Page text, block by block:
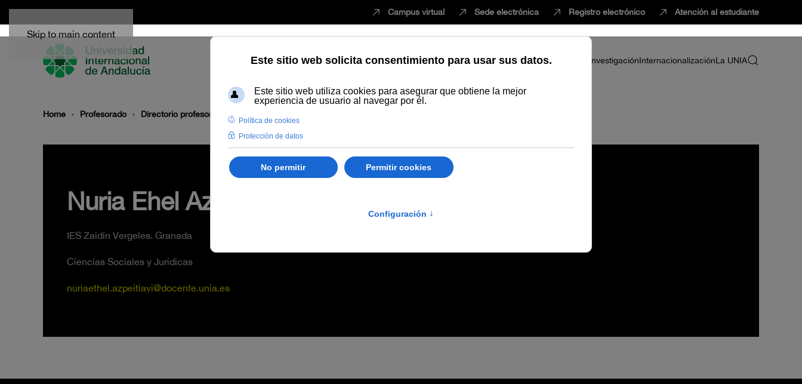
Skip to main content
Campus virtual Sede electrónica Registro electrónico Atención al estudiante
EstudiarInnovaciónVida universitariaProfesorado InvestigaciónInternacionalizaciónLa UNIA
Home Profesorado Directorio profesor Nuria Ehel Azpeitia Vico
Nuria Ehel Azpeitia Vico
IES Zaidín Vergeles. Granada
Ciencias Sociales y Juridicas
nuriaethel.azpeitiavi@docente.unia.es